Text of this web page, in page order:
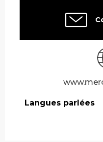
Langues parlées
Langues parlées